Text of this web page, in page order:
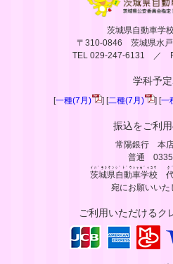
茨城県自動車学
〒310-0846 茨城県水
TEL 029-247-6131 ／
学科予
[一種(7月) ] [二種(7月) ] [一
振込をご利
常陽銀行 本
普通
茨城県自動車学校
ｲﾊﾞﾗｷｹﾝｼﾞﾄﾞｳｼｬｶﾞｯｺｳ ﾀ
宛にお願いいた
ご利用いただけるク